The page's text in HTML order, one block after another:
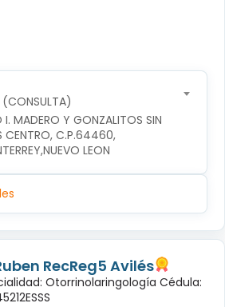
(CONSULTA)
I. MADERO Y GONZALITOS SIN
CENTRO, C.P.64460,
LEON
RecReg5 Avilés
Otorrinolaringología Cédula: